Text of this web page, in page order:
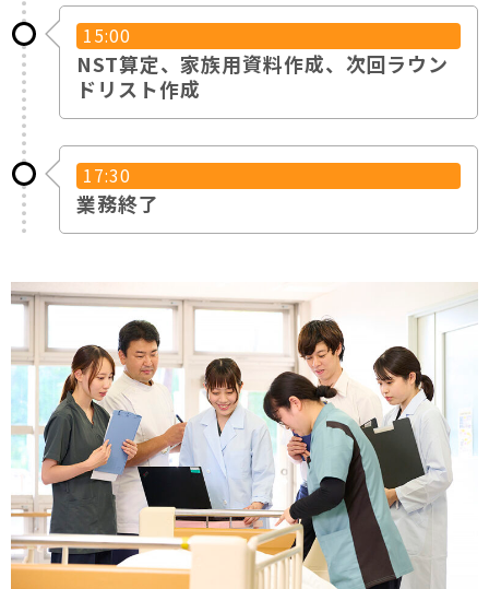
15:00
NST算定、家族用資料作成、次回ラウン
ドリスト作成
17:30
業務終了